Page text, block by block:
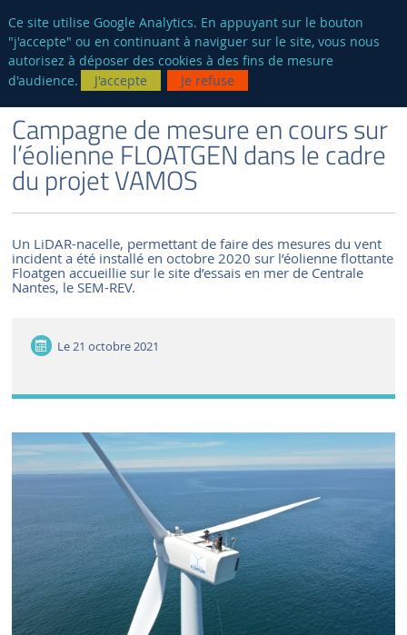
fr
Ce site utilise Google Analytics. En appuyant sur le bouton
"j'accepte" ou en continuant à naviguer sur le site, vous nous
autorisez à déposer des cookies à des fins de mesure
d'audience.
J'accepte Je refuse
Campagne de mesure en cours sur
l’éolienne FLOATGEN dans le cadre
du projet VAMOS
Un LiDAR-nacelle, permettant de faire des mesures du vent
incident a été installé en octobre 2020 sur l’éolienne flottante
Floatgen accueillie sur le site d’essais en mer de Centrale
Nantes, le SEM-REV.
Le21 octobre 2021